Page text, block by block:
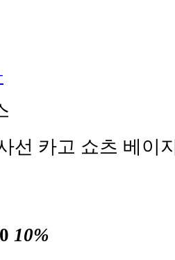
선 카고 쇼츠 베이
10%